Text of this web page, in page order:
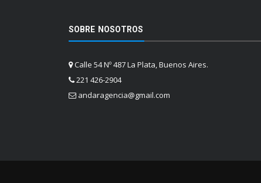
SOBRE NOSOTROS
Calle 54 Nº 487 La Plata, Buenos Aires.
221 426-2904
andaragencia@gmail.com